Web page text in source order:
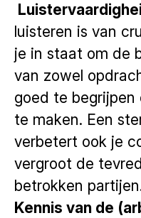
luisteren is van
je in staat om de
van zowel
goed te begrijpen
te maken. Een
verbetert ook je
vergroot de
betrokken
Kennis van de